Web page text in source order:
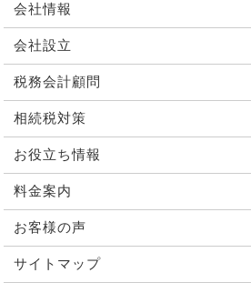
会社情報
会社設立
税務会計顧問
相続税対策
お役立ち情報
料金案内
お客様の声
サイトマップ